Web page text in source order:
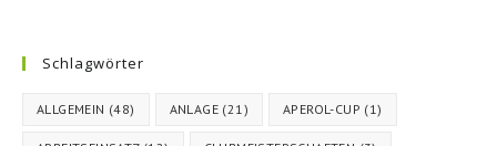
Schlagwörter
ALLGEMEIN (48) ANLAGE (21) APEROL-CUP (1)